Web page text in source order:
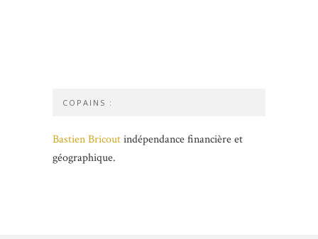
COPAINS :
Bastien Bricoutindépendance financière et
géographique.